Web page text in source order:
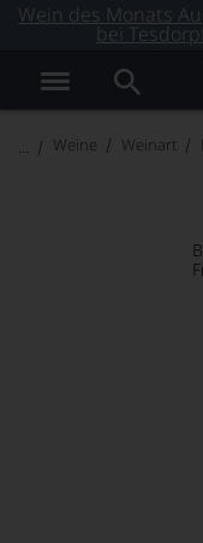
Wein des Monats
bei
Weine Weinart